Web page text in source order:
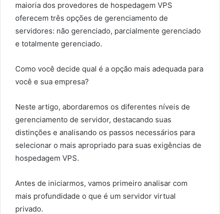
maioria dos provedores de hospedagem VPS
oferecem três opções de gerenciamento de
servidores: não gerenciado, parcialmente gerenciado
e totalmente gerenciado.
Como você decide qual é a opção mais adequada para
você e sua empresa?
Neste artigo, abordaremos os diferentes níveis de
gerenciamento de servidor, destacando suas
distinções e analisando os passos necessários para
selecionar o mais apropriado para suas exigências de
hospedagem VPS.
Antes de iniciarmos, vamos primeiro analisar com
mais profundidade o que é um servidor virtual
privado.